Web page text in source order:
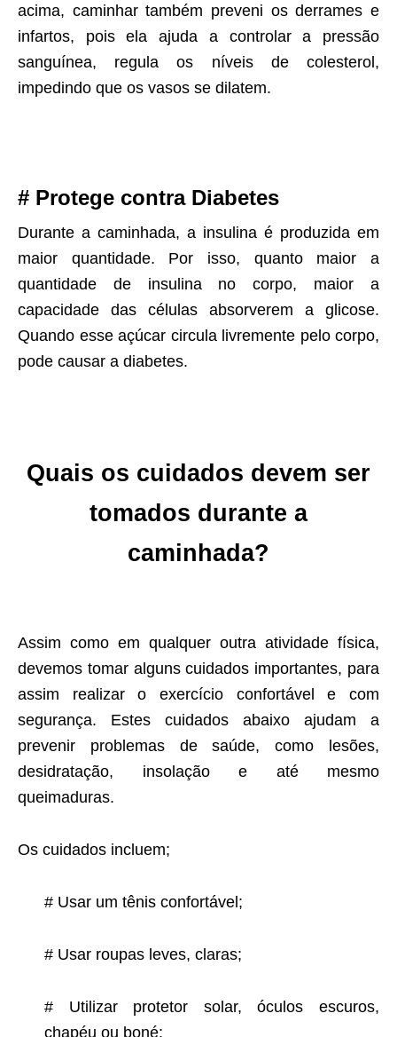
acima, caminhar também preveni os derrames e
infartos, pois ela ajuda a controlar a pressão
sanguínea, regula os níveis de colesterol,
impedindo que os vasos se dilatem.
# Protege contra Diabetes
Durante a caminhada, a insulina é produzida em
maior quantidade. Por isso, quanto maior a
quantidade de insulina no corpo, maior a
capacidade das células absorverem a glicose.
Quando esse açúcar circula livremente pelo corpo,
pode causar a diabetes.
Quais os cuidados devem ser
tomados durante a
caminhada?
Assim como em qualquer outra atividade física,
devemos tomar alguns cuidados importantes, para
assim realizar o exercício confortável e com
segurança. Estes cuidados abaixo ajudam a
prevenir problemas de saúde, como lesões,
desidratação, insolação e até mesmo
queimaduras.
Os cuidados incluem;
# Usar um tênis confortável;
# Usar roupas leves, claras;
# Utilizar protetor solar, óculos escuros,
chapéu ou boné;